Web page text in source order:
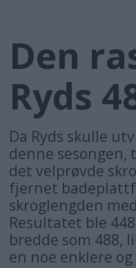
Den
Ryds
Da Ryds skulle
denne sesongen,
det velprøvde
fjernet
skroglengden
Resultatet ble
bredde som 488,
en noe enklere